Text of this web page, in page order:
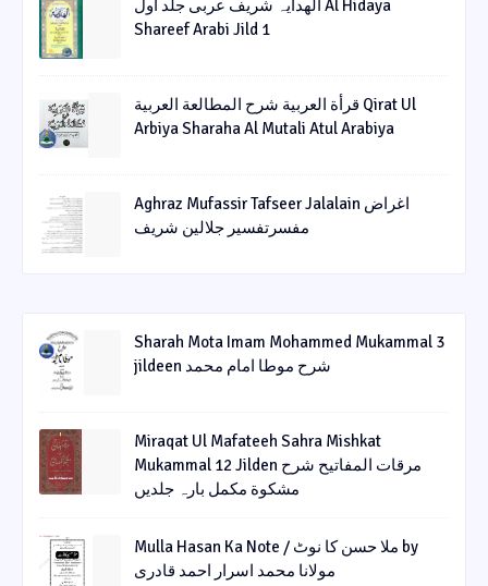
الھدایہ شریف عربی جلد اول Al Hidaya
Shareef Arabi Jild 1
قرأة العربیة شرح المطالعة العربیة Qirat Ul
Arbiya Sharaha Al Mutali Atul Arabiya
Aghraz Mufassir Tafseer Jalalain اغراض
مفسرتفسیر جلالین شریف
Sharah Mota Imam Mohammed Mukammal 3
jildeen شرح موطا امام محمد
Miraqat Ul Mafateeh Sahra Mishkat
Mukammal 12 Jilden مرقات المفاتیح شرح
مشکوة مکمل بارہ جلدیں
Mulla Hasan Ka Note / ملا حسن کا نوٹ by
مولانا محمد اسرار احمد قادری